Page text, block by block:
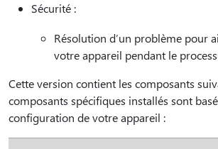
Sécurité :
Résolution d’un problème pour
votre appareil pendant le
Cette version contient les composants
composants spécifiques installés sont
configuration de votre appareil :